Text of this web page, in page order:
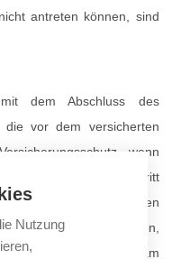
antreten können, sind
dem Abschluss des
die vor dem versicherten
wenn
Reiseantritt
bei denen
als 30 Tage liegen,
Versicherungsvertrag am
Nutzung